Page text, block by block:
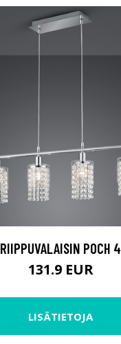
RIIPPUVALAISIN POCH 4
131.9 EUR
LISÄTIETOJA